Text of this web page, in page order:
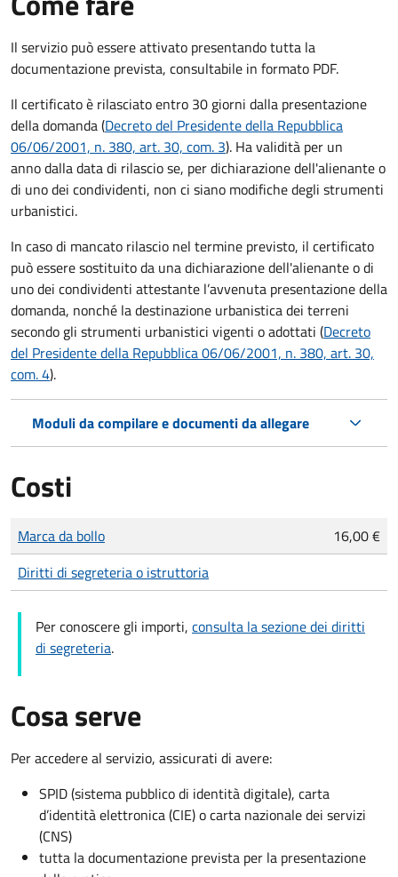
Il servizio può essere attivato presentando tutta la
documentazione prevista, consultabile in formato PDF.
Il certificato è rilasciato entro 30 giorni dalla presentazione
della domanda (Decreto del Presidente della Repubblica
06/06/2001, n. 380, art. 30, com. 3). Ha validità per un
anno dalla data di rilascio se, per dichiarazione dell'alienante o
di uno dei condividenti, non ci siano modifiche degli strumenti
urbanistici.
In caso di mancato rilascio nel termine previsto, il certificato
può essere sostituito da una dichiarazione dell'alienante o di
uno dei condividenti attestante l’avvenuta presentazione della
domanda, nonché la destinazione urbanistica dei terreni
secondo gli strumenti urbanistici vigenti o adottati (Decreto
del Presidente della Repubblica 06/06/2001, n. 380, art. 30,
com. 4).
Moduli da compilare e documenti da allegare
Costi
Tipo di pagamento
Importo
Marca da bollo
16,00 €
Diritti di segreteria o istruttoria
Per conoscere gli importi, consulta la sezione dei diritti
di segreteria.
Cosa serve
Per accedere al servizio, assicurati di avere:
SPID (sistema pubblico di identità digitale), carta
d’identità elettronica (CIE) o carta nazionale dei servizi
(CNS)
tutta la documentazione prevista per la presentazione